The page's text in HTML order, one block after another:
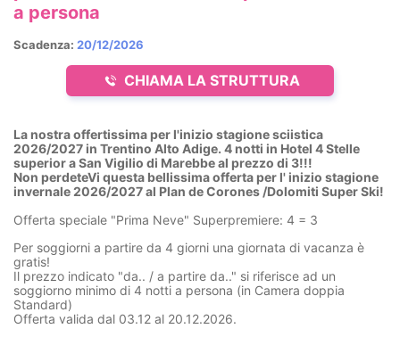
CHIAMA LA STRUTTURA
Scadenza: 20/12/2026
a persona
La nostra offertissima per l'inizio stagione sciistica
2026/2027 in Trentino Alto Adige. 4 notti in Hotel 4 Stelle
superior a San Vigilio di Marebbe al prezzo di 3!!!
Non perdeteVi questa bellissima offerta per l' inizio stagione
invernale 2026/2027 al Plan de Corones /Dolomiti Super Ski!
Offerta speciale "Prima Neve" Superpremiere: 4 = 3
Per soggiorni a partire da 4 giorni una giornata di vacanza è
gratis!
Il prezzo indicato "da.. / a partire da.." si riferisce ad un
soggiorno minimo di 4 notti a persona (in Camera doppia
Standard)
Offerta valida dal 03.12 al 20.12.2026.